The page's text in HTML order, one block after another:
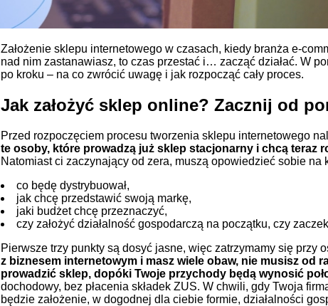
Założenie sklepu internetowego w czasach, kiedy branża e-
nad nim zastanawiasz, to czas przestać i… zacząć działać. W
po kroku – na co zwrócić uwagę i jak rozpocząć cały proces.
Jak założyć sklep online? Zacznij od
Przed rozpoczęciem procesu tworzenia sklepu internetowego
te osoby, które prowadzą już sklep stacjonarny i chcą teraz
Natomiast ci zaczynający od zera, muszą opowiedzieć sobie na
co będę dystrybuował,
jak chcę przedstawić swoją markę,
jaki budżet chcę przeznaczyć,
czy założyć działalność gospodarczą na początku, czy
Pierwsze trzy punkty są dosyć jasne, więc zatrzymamy się przy
z biznesem internetowym i masz wiele obaw, nie musisz od
prowadzić sklep, dopóki Twoje przychody będą wynosić
dochodowy, bez płacenia składek ZUS. W chwili, gdy Twoja
będzie założenie, w dogodnej dla ciebie formie, działalności